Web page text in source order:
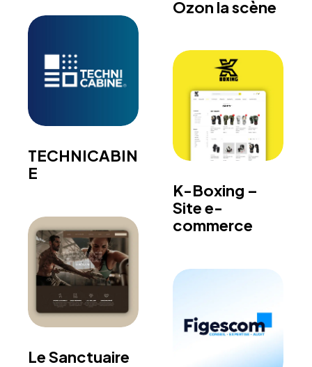
Ozon la scène
TECHNICABIN
E
K-Boxing –
Site e-
commerce
Le Sanctuaire